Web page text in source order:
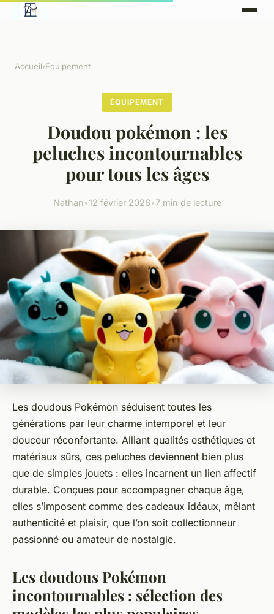
Accueil›Équipement
ÉQUIPEMENT
Doudou pokémon : les
peluches incontournables
pour tous les âges
Nathan•12 février 2026•7 min de lecture
Les doudous Pokémon séduisent toutes les
générations par leur charme intemporel et leur
douceur réconfortante. Alliant qualités esthétiques et
matériaux sûrs, ces peluches deviennent bien plus
que de simples jouets : elles incarnent un lien affectif
durable. Conçues pour accompagner chaque âge,
elles s’imposent comme des cadeaux idéaux, mêlant
authenticité et plaisir, que l’on soit collectionneur
passionné ou amateur de nostalgie.
Les doudous Pokémon
incontournables : sélection des